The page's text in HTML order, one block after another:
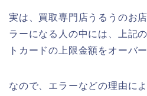
実は、買取専門店うるうのお
ラーになる人の中には、上記
トカードの上限金額をオーバ
なので、エラーなどの理由に